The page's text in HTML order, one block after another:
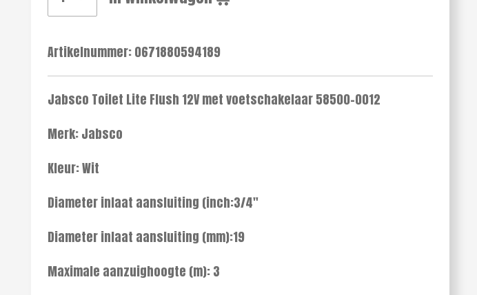
Artikelnummer:0671880594189
Jabsco Toilet Lite Flush 12V met voetschakelaar 58500-0012
Merk: Jabsco
Kleur: Wit
Diameter inlaat aansluiting (inch:3/4"
Diameter inlaat aansluiting (mm):19
Maximale aanzuighoogte (m): 3